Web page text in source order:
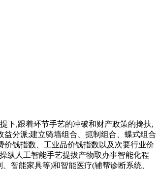
下,跟着环节手艺的冲破和财产政策的搀扶,
分派;建立骑墙组合、扼制组合、蝶式组合
钱指数、工业品价钱指数以及次要行业价
纵人工智能手艺提拔产物取办事智能化程
智能家具等)和智能医疗(辅帮诊断系统、